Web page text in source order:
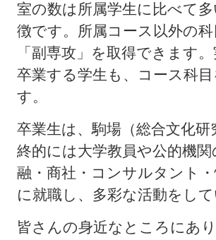
室の数は所属学生に比べて
徴です。所属コース以外の
「副専攻」を取得できます
卒業する学生も、コース科
す。
卒業生は、駒場（総合文化
終的には大学教員や公的機
融・商社・コンサルタント
に就職し、多彩な活動をして
皆さんの身近なところにあ